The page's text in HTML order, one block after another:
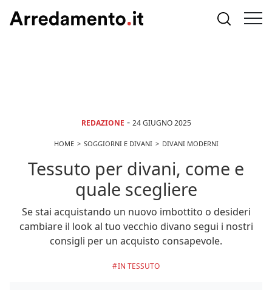
REDAZIONE - 24 GIUGNO 2025
HOME SOGGIORNI E DIVANI DIVANI MODERNI
Tessuto per divani, come e
quale scegliere
Se stai acquistando un nuovo imbottito o desideri
cambiare il look al tuo vecchio divano segui i nostri
consigli per un acquisto consapevole.
IN TESSUTO